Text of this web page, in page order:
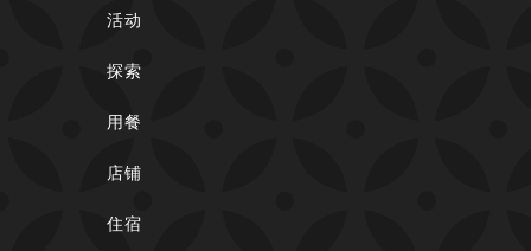
活动
探索
用餐
店铺
住宿